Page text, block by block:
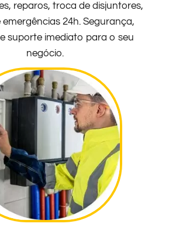
reparos, troca de disjuntores,
24h. Segurança,
suporte imediato para o seu
negócio.